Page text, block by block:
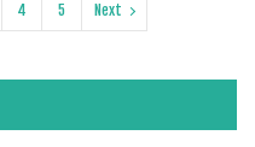
4 5 Next